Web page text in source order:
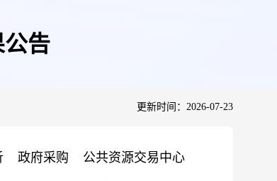
告
更新时间：2026-07-23
政府采购 公共资源交易中心